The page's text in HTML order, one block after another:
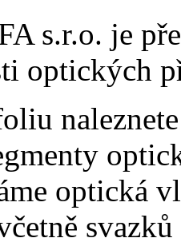
s.r.o. je
optických
optická